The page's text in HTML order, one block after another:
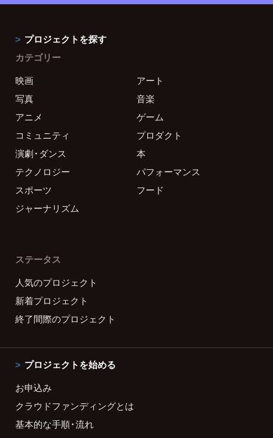
プロジェクトを探す
カテゴリー
映画
アート
写真
音楽
アニメ
ゲーム
コミュニティ
プロダクト
演劇・ダンス
本
テクノロジー
パフォーマンス
スポーツ
フード
ジャーナリズム
ステータス
人気のプロジェクト
新着プロジェクト
終了間際のプロジェクト
プロジェクトを始める
お申込み
クラウドファンディングとは
基本的な手順・流れ